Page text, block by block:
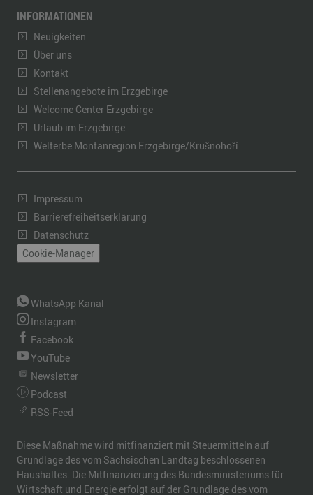
INFORMATIONEN
Neuigkeiten
Über uns
Kontakt
Stellenangebote im Erzgebirge
Welcome Center Erzgebirge
Urlaub im Erzgebirge
Welterbe Montanregion Erzgebirge/Krušnohoří
Impressum
Barrierefreiheitserklärung
Datenschutz
Cookie-Manager
WhatsApp Kanal
Instagram
Facebook
YouTube
Newsletter
Podcast
RSS-Feed
Diese Maßnahme wird mitfinanziert mit Steuermitteln auf
Grundlage des vom Sächsischen Landtag beschlossenen
Haushaltes. Die Mitfinanzierung des Bundesministeriums für
Wirtschaft und Energie erfolgt auf der Grundlage des vom